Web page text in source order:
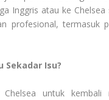
Inggris atau ke
profesional, termasuk
Sekadar Isu?
untuk